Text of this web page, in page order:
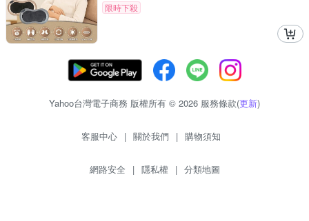
限時下殺
Yahoo台灣電子商務 版權所有 © 2026 服務條款(更新)
客服中心 | 關於我們 | 購物須知
網路安全 | 隱私權 | 分類地圖